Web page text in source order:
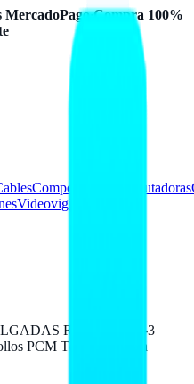
MercadoPago·Compra 100%
Componentes Computadoras
Videovigilancia
R-1000 C/P C-3
PCM Térmica directa